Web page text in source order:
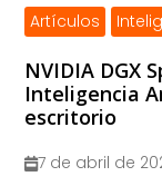
Artículos
NVIDIA DGX
Inteligencia
escritorio
7 de abril de